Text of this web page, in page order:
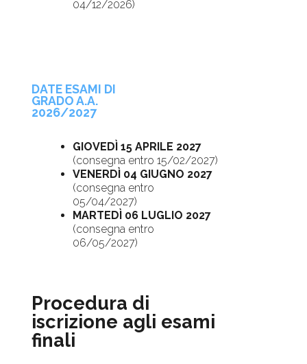
04/12/2026)
DATE ESAMI DI
GRADO A.A.
2026/2027
GIOVEDÌ 15 APRILE 2027
(consegna entro 15/02/2027)
VENERDÌ 04 GIUGNO 2027
(consegna entro
05/04/2027)
MARTEDÌ 06 LUGLIO 2027
(consegna entro
06/05/2027)
Procedura di
iscrizione agli esami
finali